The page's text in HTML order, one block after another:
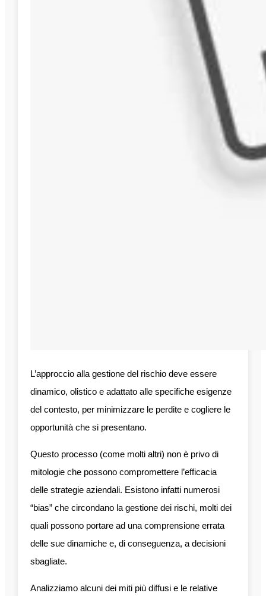
L’approccio alla gestione del rischio deve essere
dinamico, olistico e adattato alle specifiche esigenze
del contesto, per minimizzare le perdite e cogliere le
opportunità che si presentano.
Questo processo (come molti altri) non è privo di
mitologie che possono compromettere l’efficacia
delle strategie aziendali. Esistono infatti numerosi
“bias” che circondano la gestione dei rischi, molti dei
quali possono portare ad una comprensione errata
delle sue dinamiche e, di conseguenza, a decisioni
sbagliate.
Analizziamo alcuni dei miti più diffusi e le relative